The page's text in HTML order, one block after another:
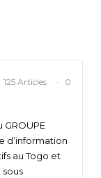
125 Articles
0
GROUPE
d’information
au Togo et